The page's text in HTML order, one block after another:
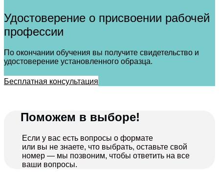
Удостоверение о присвоении рабочей
профессии
По окончании обучения вы получите свидетельство и
удостоверение установленного образца.
Бесплатная консультация
Поможем в выборе!
Если у вас есть вопросы о формате
или вы не знаете, что выбрать, оставьте свой
номер — мы позвоним, чтобы ответить на все
ваши вопросы.